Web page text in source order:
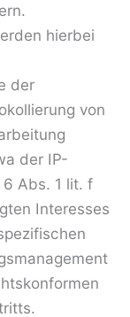
hierbei
der
von
der IP-
Abs. 1 lit. f
Interesses